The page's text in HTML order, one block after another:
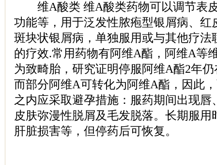
维A酸类 维A酸类药物可以调节表
功能等，用于泛发性脓疱型银屑病、红
斑块状银屑病，单独服用或与其他疗法
的疗效.常用药物有阿维A酯，阿维A等
为致畸胎，研究证明停服阿维A酯2年
而部分阿维A可转化为阿维A酯，因此
之内应采取避孕措施：服药期间出现唇
皮肤弥漫性脱屑及毛发脱落。长期服用
肝脏损害等，但停药后可恢复。